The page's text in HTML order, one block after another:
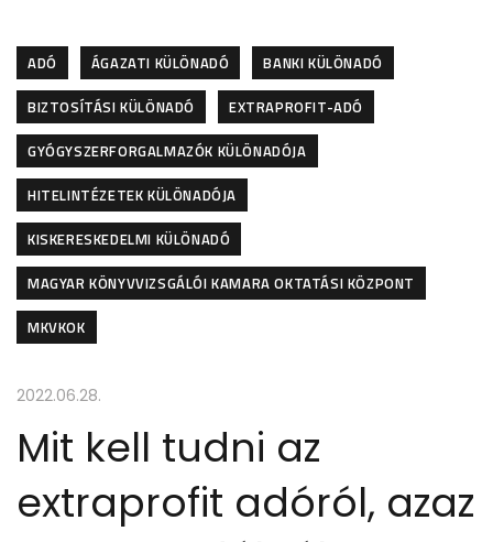
ADÓ ÁGAZATI KÜLÖNADÓ
BANKI KÜLÖNADÓ
BIZTOSÍTÁSI KÜLÖNADÓ
EXTRAPROFIT-ADÓ
GYÓGYSZERFORGALMAZÓK KÜLÖNADÓJA
HITELINTÉZETEK KÜLÖNADÓJA
KISKERESKEDELMI KÜLÖNADÓ
MAGYAR KÖNYVVIZSGÁLÓI KAMARA OKTATÁSI KÖZPONT
MKVKOK
2022.06.28.
Mit kell tudni az
extraprofit adóról, azaz